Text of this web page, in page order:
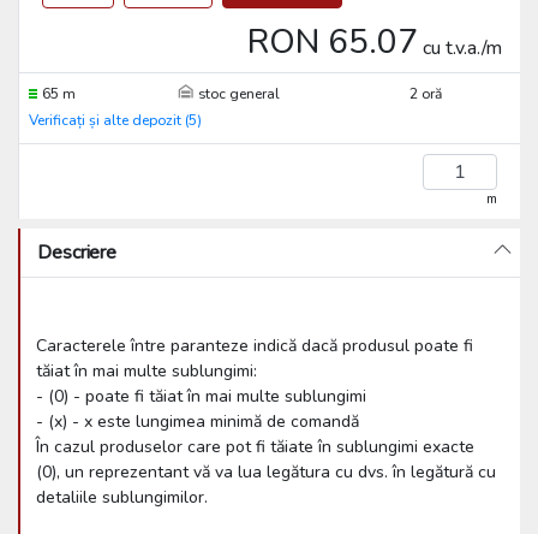
RON 65.07 cu t.v.a./m
65 m stoc general
2 oră
Verificați și alte depozit (5)
m
Descriere
Caracterele între paranteze indică dacă produsul poate fi
tăiat în mai multe sublungimi:
- (0) - poate fi tăiat în mai multe sublungimi
- (x) - x este lungimea minimă de comandă
În cazul produselor care pot fi tăiate în sublungimi exacte
(0), un reprezentant vă va lua legătura cu dvs. în legătură cu
detaliile sublungimilor.